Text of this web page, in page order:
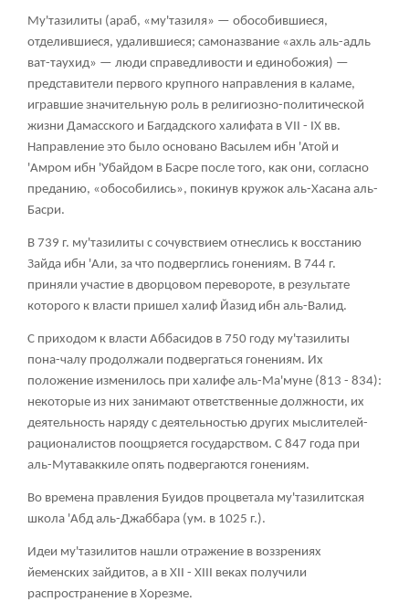
Му'тазилиты (араб, «му'тазиля» — обособившиеся,
отделившиеся, удалившиеся; самоназвание «ахль аль-адль
ват-таухид» — люди справедливости и единобожия) —
представители первого крупного направления в каламе,
игравшие значительную роль в религиозно-политической
жизни Дамасского и Багдадского халифата в VII - IX вв.
Направление это было основано Васылем ибн 'Атой и
'Амром ибн 'Убайдом в Басре после того, как они, согласно
преданию, «обособились», покинув кружок аль-Хасана аль-
Басри.
В 739 г. му'тазилиты с сочувствием отнеслись к восстанию
Зайда ибн 'Али, за что подверглись гонениям. В 744 г.
приняли участие в дворцовом перевороте, в результате
которого к власти пришел халиф Йазид ибн аль-Валид.
С приходом к власти Аббасидов в 750 году му'тазилиты
пона-чалу продолжали подвергаться гонениям. Их
положение изменилось при халифе аль-Ма'муне (813 - 834):
некоторые из них занимают ответственные должности, их
деятельность наряду с деятельностью других мыслителей-
рационалистов поощряется государством. С 847 года при
аль-Мутаваккиле опять подвергаются гонениям.
Во времена правления Буидов процветала му'тазилитская
школа 'Абд аль-Джаббара (ум. в 1025 г.).
Идеи му'тазилитов нашли отражение в воззрениях
йеменских зайдитов, а в XII - XIII веках получили
распространение в Хорезме.